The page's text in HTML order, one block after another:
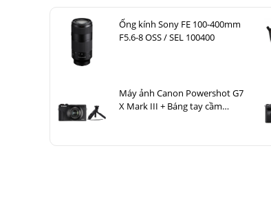
Ống kính Sony FE 100-400mm
F5.6-8 OSS / SEL 100400
Máy ảnh Canon Powershot G7
X Mark III + Báng tay cầm